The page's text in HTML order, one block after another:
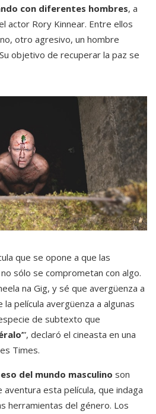
con diferentes hombres, a
actor Rory Kinnear. Entre ellos
otro agresivo, un hombre
objetivo de recuperar la paz se
que se opone a que las
sólo se comprometan con algo.
na Gig, y sé que avergüenza a
la película avergüenza a algunas
de subtexto que
”, declaró el cineasta en una
Times.
del mundo masculino son
esta película, que indaga
herramientas del género. Los